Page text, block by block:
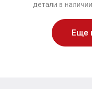
детали в
Еще